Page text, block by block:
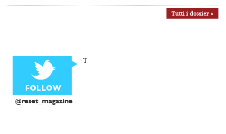
Tutti i dossier »
@reset_magazine
T